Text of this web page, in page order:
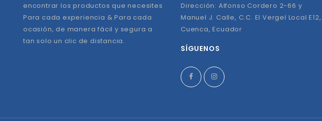
encontrar los productos que necesites
Para cada experiencia & Para cada
ocasión, de manera fácil y segura a
tan solo un clic de distancia.
Dirección: Alfonso Cordero 2-66 y
Manuel J. Calle, C.C. El Vergel Local E12,
Cuenca, Ecuador
SÍGUENOS